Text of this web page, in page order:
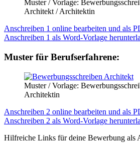
Muster / Vorlage:
Architekt / Architektin
Anschreiben 1 online bearbeiten und als
Anschreiben 1 als Word-Vorlage
Muster für Berufserfahrene:
Muster / Vorlage:
Architektin
Anschreiben 2 online bearbeiten und als
Anschreiben 2 als Word-Vorlage
Hilfreiche Links für deine Bewerbung als